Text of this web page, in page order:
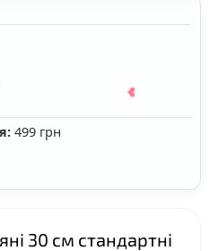
499 грн
30 см стандартні